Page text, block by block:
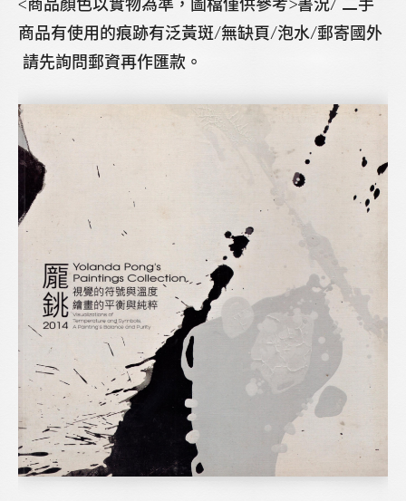
<商品顏色以實物為準，圖檔僅供參考>書況/ 二手
商品有使用的痕跡有泛黃斑/無缺頁/泡水/郵寄國外
請先詢問郵資再作匯款。